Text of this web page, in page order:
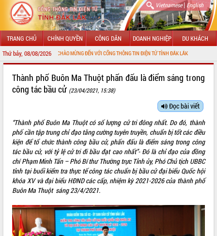
Vietnamese| English
TRANG CHỦ CHÍNH QUYỀN CÔNG DÂN DOANH NGHIỆP DU KHÁCH
Thứ bảy, 08/08/2026
CHÀO MỪNG ĐẾN VỚI CỔNG THÔNG TIN ĐIỆN TỬ TỈNH ĐẮK LẮK
Thành phố Buôn Ma Thuột phấn đấu là điểm sáng trong
công tác bầu cử (23/04/2021, 15:38)
Đọc bài viết
“Thành phố Buôn Ma Thuột có số lượng cử tri đông nhất. Do đó, thành
phố cần tập trung chỉ đạo tăng cường tuyên truyền, chuẩn bị tốt các điều
kiện để tổ chức thành công bầu cử, phấn đấu là điểm sáng trong công
tác bầu cử, với tỷ lệ cử tri đi bầu đạt cao nhất”- Đó là chỉ đạo của đồng
chí Phạm Minh Tấn – Phó Bí thư Thường trực Tỉnh ủy, Phó Chủ tịch UBBC
tỉnh tại buổi kiểm tra thực tế công tác chuẩn bị bầu cử đại biểu Quốc hội
khóa XV và đại biểu HĐND các cấp, nhiệm kỳ 2021-2026 của thành phố
Buôn Ma Thuột sáng 23/4/2021.